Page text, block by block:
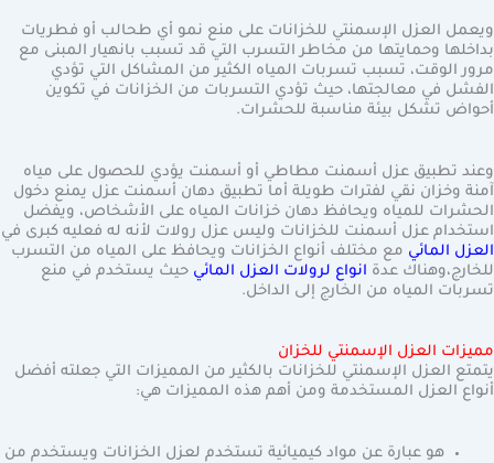
ويعمل العزل الإسمنتي للخزانات على منع نمو أي طحالب أو فطريات
بداخلها وحمايتها من مخاطر التسرب التي قد تسبب بانهيار المبنى مع
مرور الوقت، تسبب تسربات المياه الكثير من المشاكل التي تؤدي
الفشل في معالجتها، حيث تؤدي التسربات من الخزانات في تكوين
أحواض تشكل بيئة مناسبة للحشرات.
وعند تطبيق عزل أسمنت مطاطي أو أسمنت يؤدي للحصول على مياه
آمنة وخزان نقي لفترات طويلة أما تطبيق دهان أسمنت عزل يمنع دخول
الحشرات للمياه ويحافظ دهان خزانات المياه على الأشخاص، ويفضل
استخدام عزل أسمنت للخزانات وليس عزل رولات لأنه له فعليه كبرى في
العزل المائي مع مختلف أنواع الخزانات ويحافظ على المياه من التسرب
للخارج،وهناك عدة انواع لرولات العزل المائي حيث يستخدم في منع
تسربات المياه من الخارج إلى الداخل.
مميزات العزل الإسمنتي للخزان
يتمتع العزل الإسمنتي للخزانات بالكثير من المميزات التي جعلته أفضل
أنواع العزل المستخدمة ومن أهم هذه المميزات هي:
هو عبارة عن مواد كيميائية تستخدم لعزل الخزانات ويستخدم من